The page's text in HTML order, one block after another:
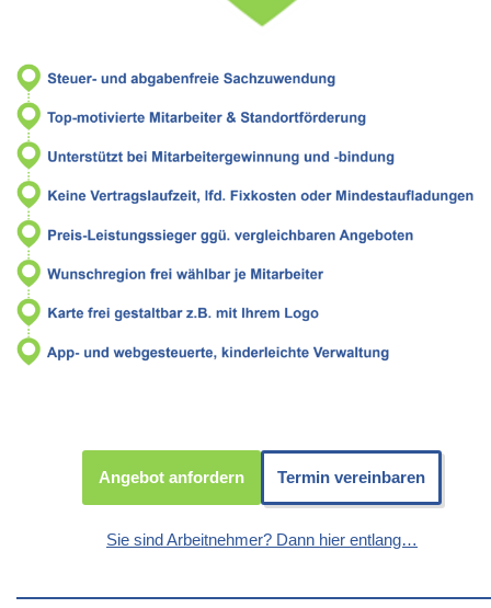
Angebot anfordern Termin vereinbaren
Sie sind Arbeitnehmer? Dann hier entlang…